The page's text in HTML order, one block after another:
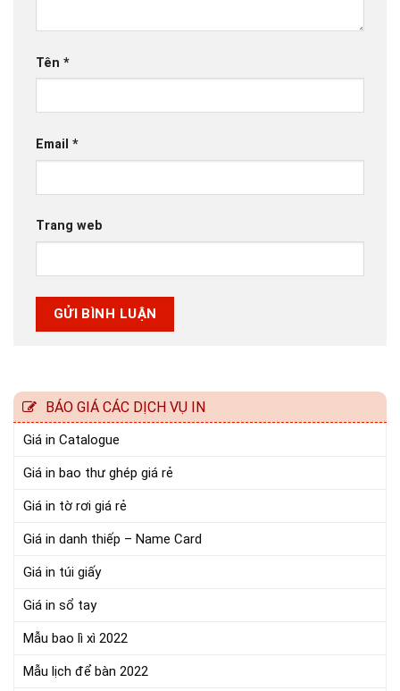
Tên *
Email *
Trang web
BÁO GIÁ CÁC DỊCH VỤ IN
Giá in Catalogue
Giá in bao thư ghép giá rẻ
Giá in tờ rơi giá rẻ
Giá in danh thiếp – Name Card
Giá in túi giấy
Giá in sổ tay
Mẫu bao lì xì 2022
Mẫu lịch để bàn 2022